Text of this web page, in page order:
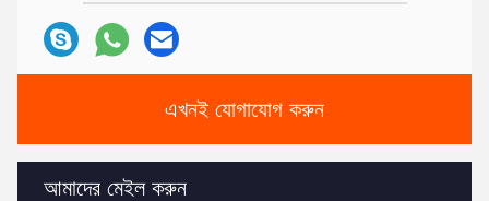
এখনই যোগাযোগ করুন
আমাদের মেইল ​​করুন